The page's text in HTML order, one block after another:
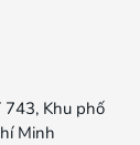
Khu phố
Minh